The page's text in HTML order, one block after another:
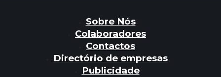
Sobre Nós
Colaboradores
Contactos
Directório de empresas
Publicidade